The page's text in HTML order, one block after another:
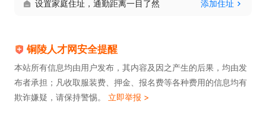
设置家庭住址，通勤距离一目了然 添加住址
铜陵人才网安全提醒
本站所有信息均由用户发布，其内容及因之产生的后果，均由发
布者承担；凡收取服装费、押金、报名费等各种费用的信息均有
欺诈嫌疑，请保持警惕。 立即举报 >